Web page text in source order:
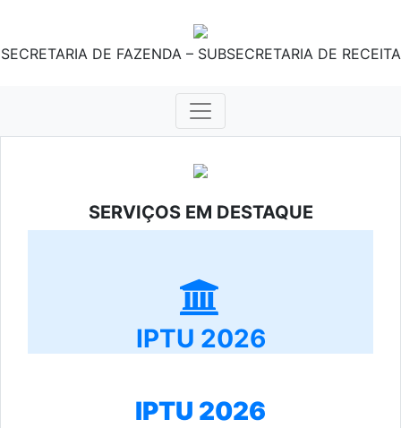
SECRETARIA DE FAZENDA – SUBSECRETARIA DE RECEITA
SERVIÇOS EM DESTAQUE
IPTU 2026
IPTU 2026